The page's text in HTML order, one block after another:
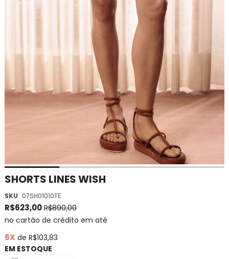
SHORTS LINES WISH
SKU 07SH01010TE
R$623,00 R$890,00
no cartão de crédito em até
6X de R$103,83
EM ESTOQUE
Saltar
o
início
da
de
imagens